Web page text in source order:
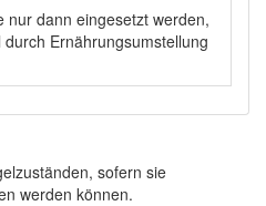
nur dann eingesetzt werden,
Ernährungsumstellung
sofern sie
werden können.